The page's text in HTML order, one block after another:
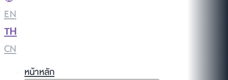
EN
TH
CN
หน้าหลัก